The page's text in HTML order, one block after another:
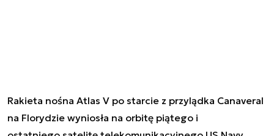
Rakieta nośna Atlas V po starcie z przylądka Canaveral
na Florydzie wyniosła na orbitę piątego i